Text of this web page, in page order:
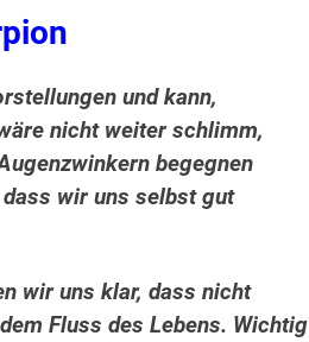
und kann,
nicht weiter schlimm,
begegnen
wir uns selbst gut
wir uns klar, dass nicht
Fluss des Lebens. Wichtig